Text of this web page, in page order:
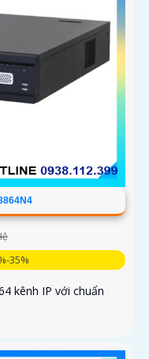
35%
kênh IP với chuẩn